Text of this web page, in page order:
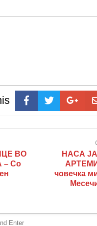
ВО
– Со
НАСА
човечка